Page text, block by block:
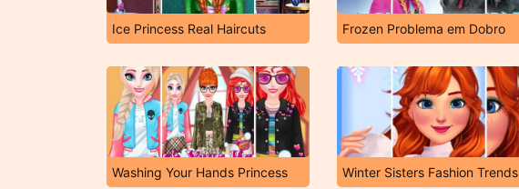
Ice Princess Real Haircuts Frozen Problema em Dobro
Washing Your Hands Princess Winter Sisters Fashion Trends